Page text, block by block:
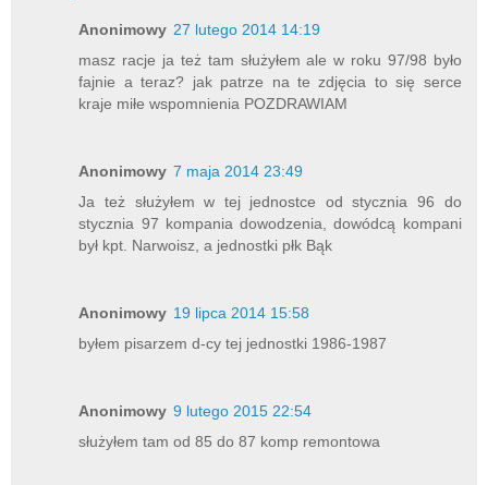
Anonimowy 27 lutego 2014 14:19
masz racje ja też tam służyłem ale w roku 97/98 było
fajnie a teraz? jak patrze na te zdjęcia to się serce
kraje miłe wspomnienia POZDRAWIAM
Anonimowy 7 maja 2014 23:49
Ja też służyłem w tej jednostce od stycznia 96 do
stycznia 97 kompania dowodzenia, dowódcą kompani
był kpt. Narwoisz, a jednostki płk Bąk
Anonimowy 19 lipca 2014 15:58
byłem pisarzem d-cy tej jednostki 1986-1987
Anonimowy 9 lutego 2015 22:54
służyłem tam od 85 do 87 komp remontowa